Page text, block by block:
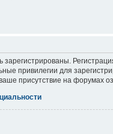
привилегии для
присутствие на форумах